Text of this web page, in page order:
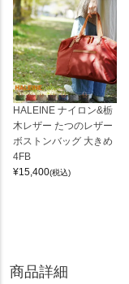
HALEINE ナイロン&栃
木レザー たつのレザー
ボストンバッグ 大きめ
4FB
¥15,400(税込)
商品詳細